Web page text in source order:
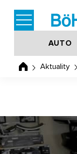
AUTO
Aktuality